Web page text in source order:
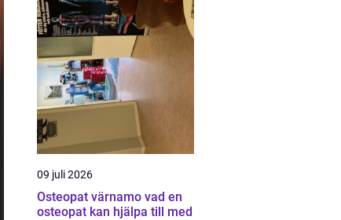
09 juli 2026
Osteopat värnamo vad en
osteopat kan hjälpa till med